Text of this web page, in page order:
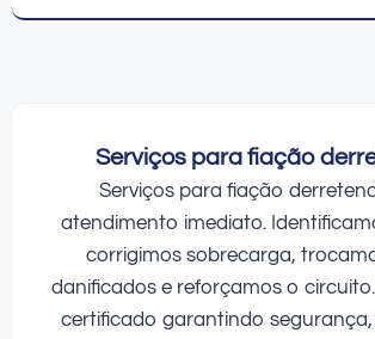
Serviços para fiação
Serviços para fiação
atendimento imediato.
corrigimos sobrecarga,
danificados e reforçamos o circuito.
certificado garantindo